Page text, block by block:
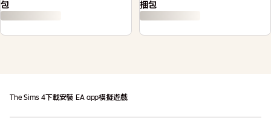
包
捆包
The Sims 4下載安裝 EA app模擬遊戲